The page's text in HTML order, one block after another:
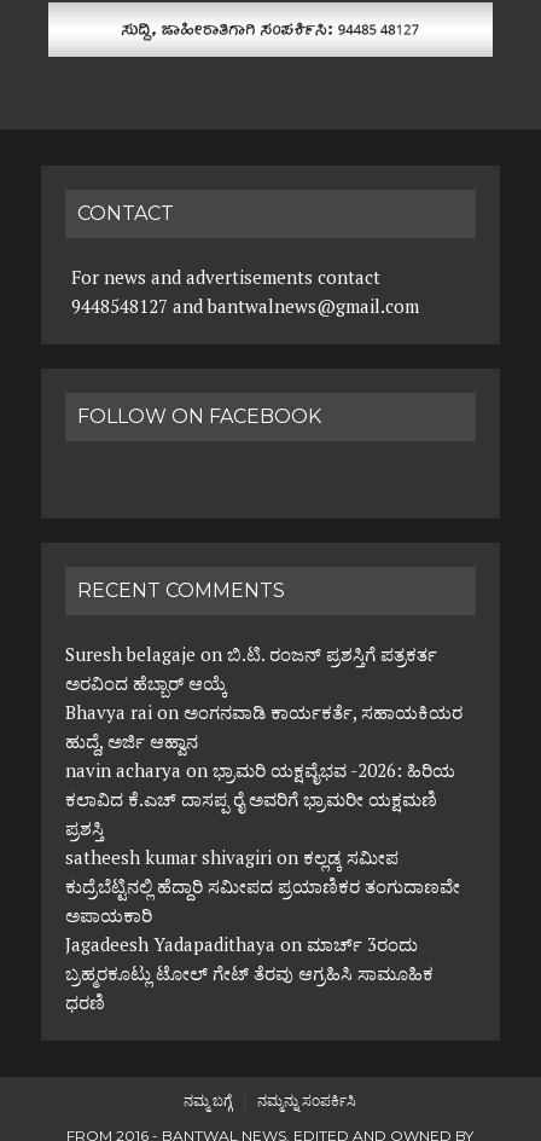
CONTACT
For news and advertisements contact
9448548127 and bantwalnews@gmail.com
FOLLOW ON FACEBOOK
RECENT COMMENTS
Suresh belagaje on ಬಿ.ಟಿ. ರಂಜನ್ ಪ್ರಶಸ್ತಿಗೆ ಪತ್ರಕರ್ತ
ಅರವಿಂದ ಹೆಬ್ಬಾರ್ ಆಯ್ಕೆ
Bhavya raion ಅಂಗನವಾಡಿ ಕಾರ್ಯಕರ್ತೆ, ಸಹಾಯಕಿಯರ
ಹುದ್ದೆ, ಅರ್ಜಿ ಆಹ್ವಾನ
navin acharya on ಭ್ರಾಮರಿ ಯಕ್ಷವೈಭವ -2026: ಹಿರಿಯ
ಕಲಾವಿದ ಕೆ.ಎಚ್ ದಾಸಪ್ಪ ರೈ ಅವರಿಗೆ ಭ್ರಾಮರೀ ಯಕ್ಷಮಣಿ
ಪ್ರಶಸ್ತಿ
satheesh kumar shivagirion ಕಲ್ಲಡ್ಕ ಸಮೀಪ
ಕುದ್ರೆಬೆಟ್ಟಿನಲ್ಲಿ ಹೆದ್ದಾರಿ ಸಮೀಪದ ಪ್ರಯಾಣಿಕರ ತಂಗುದಾಣವೇ
ಅಪಾಯಕಾರಿ
Jagadeesh Yadapadithaya on ಮಾರ್ಚ್ 3ರಂದು
ಬ್ರಹ್ಮರಕೂಟ್ಲು ಟೋಲ್ ಗೇಟ್ ತೆರವು ಆಗ್ರಹಿಸಿ ಸಾಮೂಹಿಕ
ಧರಣಿ
ನಮ್ಮ ಬಗ್ಗೆ
ನಮ್ಮನ್ನು ಸಂಪರ್ಕಿಸಿ
FROM 2016 - BANTWAL NEWS. EDITED AND OWNED BY